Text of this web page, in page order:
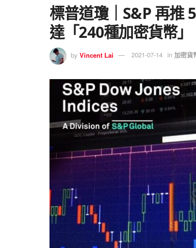
標普道瓊｜S&P 再推
達「240種加密貨幣」
by Vincent Lai 2021-07-14 in 加密貨